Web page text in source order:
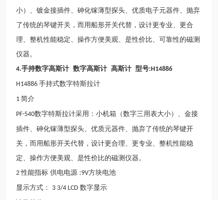
小）、镀金接插件、砷化镓薄型探头、优质电子元器件、抛弃
了传统的琴键开关，而用船形开关代替，设计更专业、更合
理、整机性能稳定、操作方便美观、是性价比、可靠性的磁测
仪器。
4.手持数字高斯计 数字高斯计 高斯计 型号:H14886
H14886手持式数字特斯拉计
1简介
PF-540数字特斯拉计采用：小机箱（数字三用表大小）、金接
插件、砷化镓薄型探头、优质元器件、抛弃了传统的琴键开
关，而用船形开关代替，设计更合理、更专业、整机性能稳
定、操作方便美观、是性价比的磁测仪器。
2性能指标 供电电源 :9V方块电池
显示方式： 3 3/4 LCD数字显示